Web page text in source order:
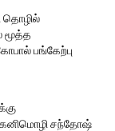
தொழில்
மூத்த
பங்கேற்பு
சந்தோஷ்